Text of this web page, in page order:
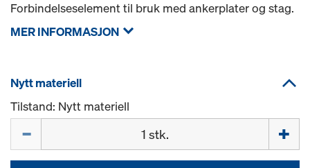
Forbindelseselement til bruk med ankerplater og stag.
MER INFORMASJON
Nytt materiell
Tilstand: Nytt materiell